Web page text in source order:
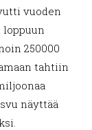
vuoden
loppuun
250000
tahtiin
näyttää